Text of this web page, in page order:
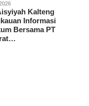
Kalteng
Informasi
Bersama PT